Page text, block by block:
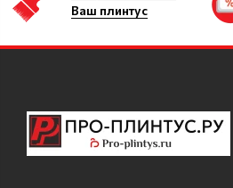
Ваш плинтус